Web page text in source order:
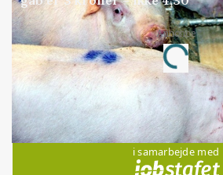
Annonce
Loading...
Jobs
i samarbejde med